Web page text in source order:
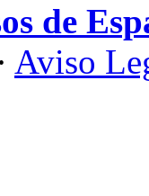
de
· Aviso